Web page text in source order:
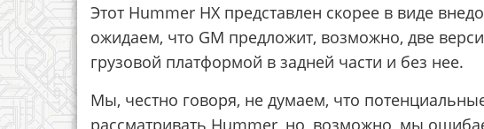
Этот Hummer HX представлен скорее в виде
ожидаем, что GM предложит, возможно, две
грузовой платформой в задней части и без нее.
Мы, честно говоря, не думаем, что
рассматривать Hummer, но, возможно, мы